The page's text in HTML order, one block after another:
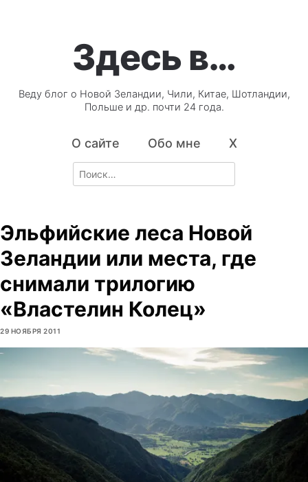
Здесь в…
Веду блог о Новой Зеландии, Чили, Китае, Шотландии,
Польше и др. почти 24 года.
О сайте Обо мне X
Search
for:
Эльфийские леса Новой
Зеландии или места, где
снимали трилогию
«Властелин Колец»
29 НОЯБРЯ 2011